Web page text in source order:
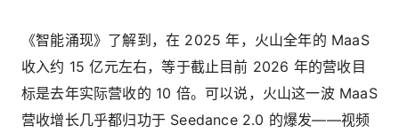
《智能涌现》了解到，在 2025 年，火山全年的 MaaS
收入约 15 亿元左右，等于截止目前 2026 年的营收目
标是去年实际营收的 10 倍。可以说，火山这一波 MaaS
营收增长几乎都归功于 Seedance 2.0 的爆发——视频